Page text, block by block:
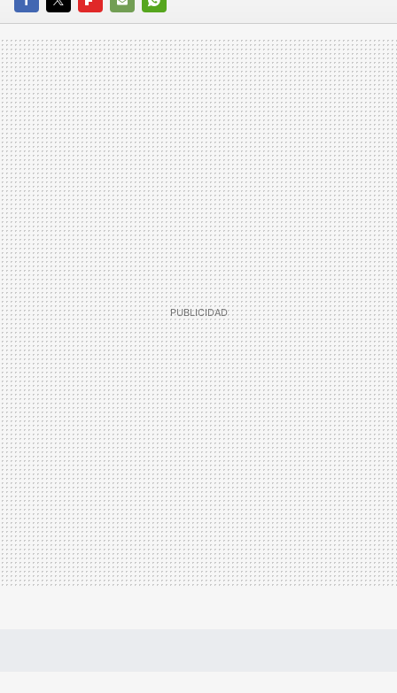
FACEBOOK
TWITTERFLIPBOARD
E-
MAIL
WHATSAPP